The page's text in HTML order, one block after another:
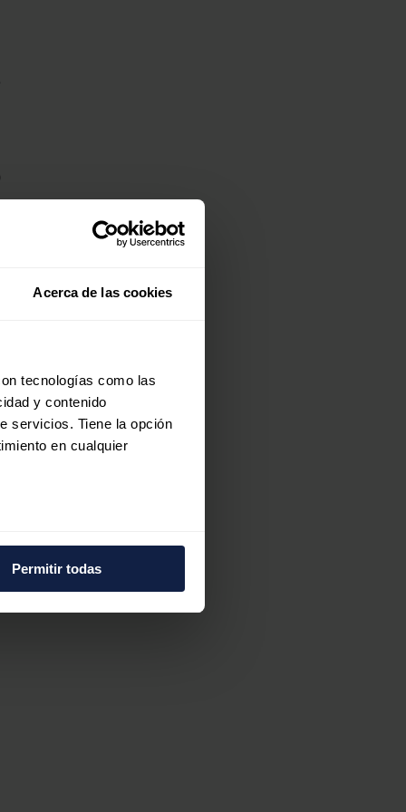
Acerca de las cookies
tecnologías como las
y contenido
servicios. Tiene la opción
en cualquier
de redes sociales
nuestros partners de
les haya proporcionado o
Permitir todas